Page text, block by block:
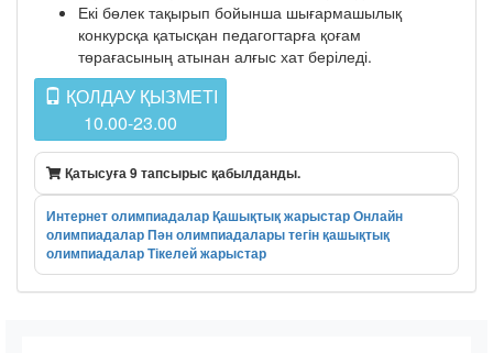
Екі бөлек тақырып бойынша шығармашылық
конкурсқа қатысқан педагогтарға қоғам
төрағасының атынан алғыс хат беріледі.
ҚОЛДАУ ҚЫЗМЕТІ
10.00-23.00
Қатысуға 9 тапсырыс қабылданды.
Интернет олимпиадаларҚашықтық жарыстарОнлайн
олимпиадаларПән олимпиадаларытегін қашықтық
олимпиадаларТікелей жарыстар